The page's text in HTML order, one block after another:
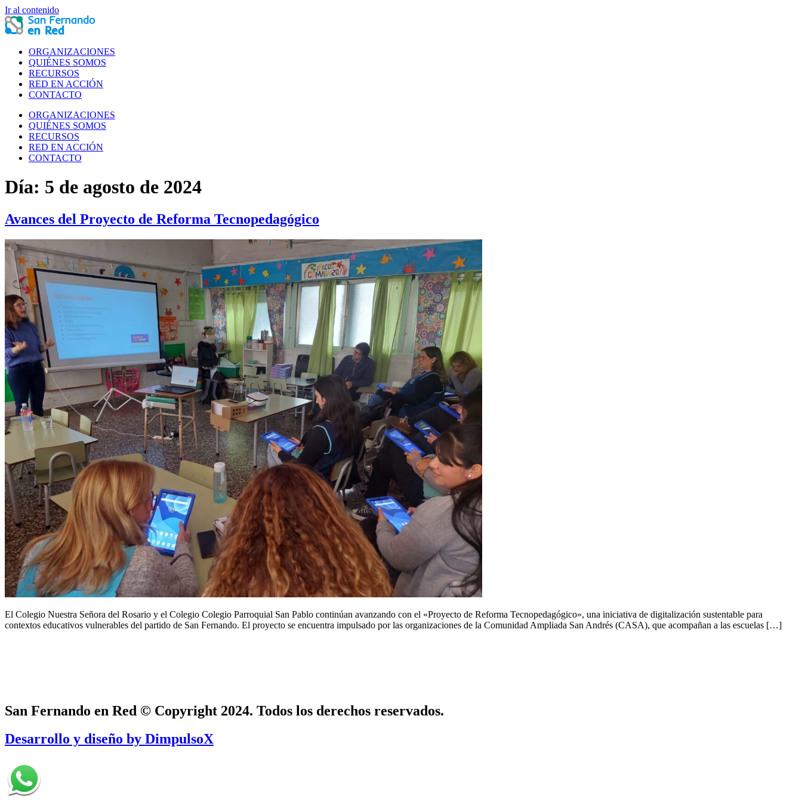
Ir al contenido
ORGANIZACIONES
QUIÉNES SOMOS
RECURSOS
RED EN ACCIÓN
CONTACTO
ORGANIZACIONES
QUIÉNES SOMOS
RECURSOS
RED EN ACCIÓN
CONTACTO
Día: 5 de agosto de 2024
Avances del Proyecto de Reforma Tecnopedagógico
El Colegio Nuestra Señora del Rosario y el Colegio Colegio Parroquial San Pablo continúan avanzando con el «Proyecto de Reforma Tecnopedagógico», una iniciativa de digitalización sustentable para
contextos educativos vulnerables del partido de San Fernando. El proyecto se encuentra impulsado por las organizaciones de la Comunidad Ampliada San Andrés (CASA), que acompañan a las escuelas […]
San Fernando en Red © Copyright 2024. Todos los derechos reservados.
Desarrollo y diseño by DimpulsoX